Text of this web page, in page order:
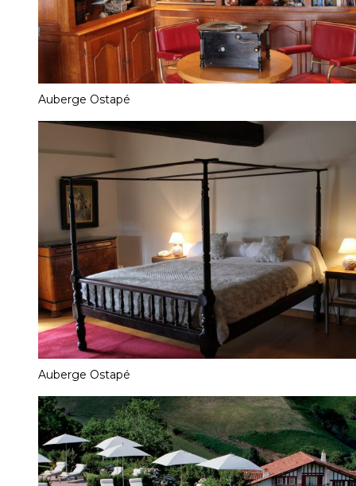
Auberge Ostapé
Auberge Ostapé